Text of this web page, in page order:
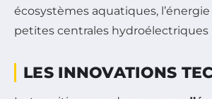
écosystèmes aquatiques,
petites centrales
LES INNOVATIONS